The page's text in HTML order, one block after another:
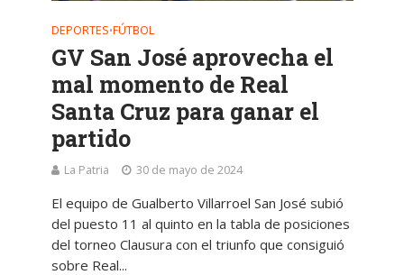
DEPORTES•FÚTBOL
GV San José aprovecha el
mal momento de Real
Santa Cruz para ganar el
partido
La Patria 30 de mayo de 2024
El equipo de Gualberto Villarroel San José subió
del puesto 11 al quinto en la tabla de posiciones
del torneo Clausura con el triunfo que consiguió
sobre Real...